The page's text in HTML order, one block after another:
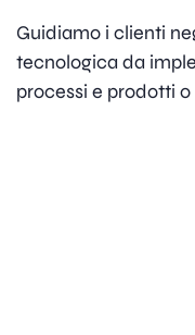
Guidiamo i clienti
tecnologica da
processi e prodotti